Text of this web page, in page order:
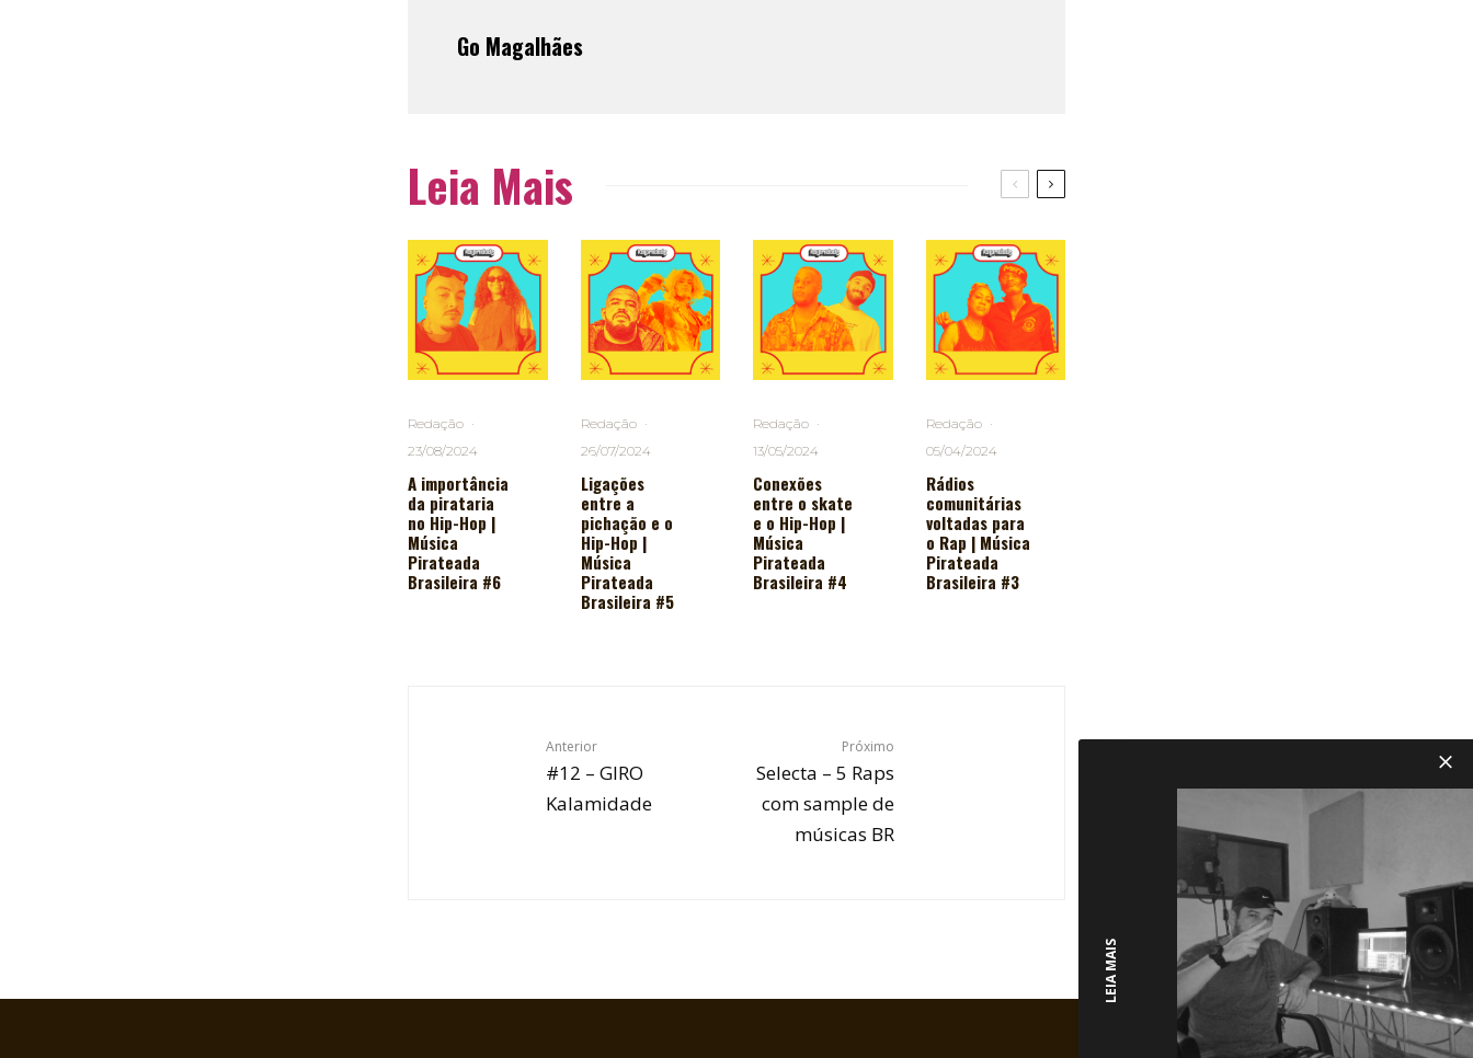
Go Magalhães
Leia Mais
Redação ·
23/08/2024
A importância
da pirataria
no Hip-Hop |
Música
Pirateada
Brasileira #6
Redação ·
26/07/2024
Ligações
entre a
pichação e o
Hip-Hop |
Música
Pirateada
Brasileira #5
Redação ·
13/05/2024
Conexões
entre o skate
e o Hip-Hop |
Música
Pirateada
Brasileira #4
Redação ·
05/04/2024
Rádios
comunitárias
voltadas para
o Rap | Música
Pirateada
Brasileira #3
Anterior
#12 – GIRO
Kalamidade
Próximo
Selecta – 5 Raps
com sample de
músicas BR
LEIA MAIS